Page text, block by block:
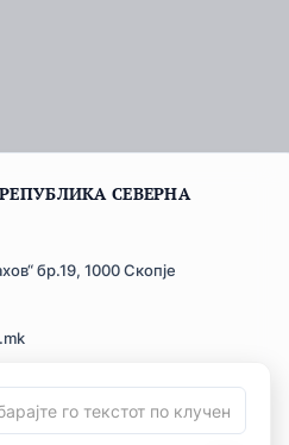
СЕВЕРНА
бр.19, 1000 Скопје